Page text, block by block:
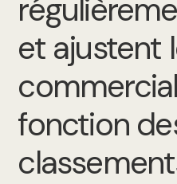
et ajustent
fonction